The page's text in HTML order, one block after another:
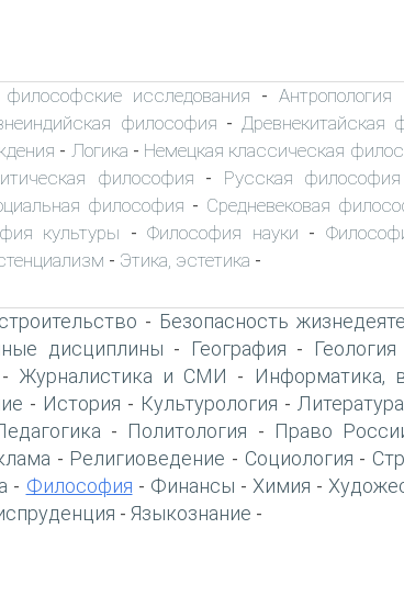
философские исследования - Антропология
философия - Древнекитайская
- Логика - Немецкая классическая
философия - Русская философия
философия - Средневековая
культуры -Философия науки -
- Этика, эстетика -
- Безопасность
дисциплины - География - Геология
- Журналистика и СМИ -
Информатика,
- История - Культурология - Литература
- Политология -
Право
- Религиоведение - Социология -
- Философия - Финансы - Химия -
- Языкознание -